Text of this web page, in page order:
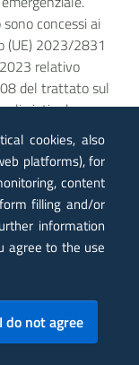
concessi ai
(UE) 2023/2831
relativo
del trattato sul
aiuti «de
previste dal
Decreto 31 maggio
disciplina per il
degli aiuti di Stato,
legge 24
e
per l’erogazione
cookies, also
platforms), for
content
filling and/or
information
agree to the use
I do not agree